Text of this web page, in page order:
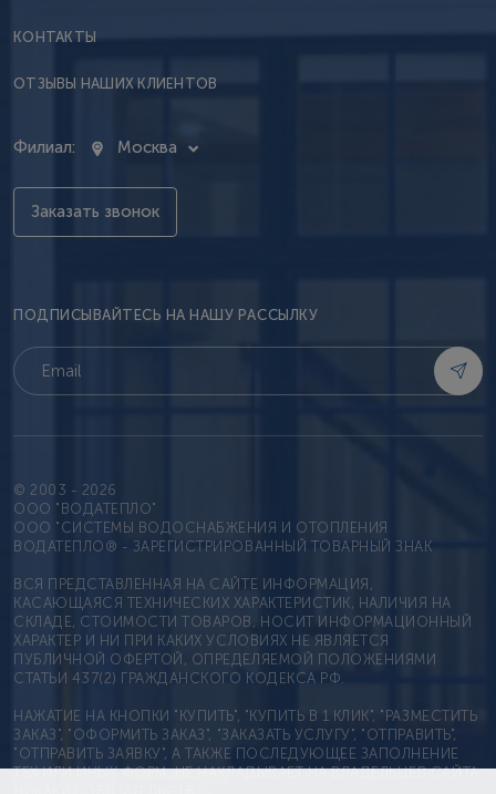
КОНТАКТЫ
ОТЗЫВЫ НАШИХ КЛИЕНТОВ
Филиал: Москва
Заказать звонок
ПОДПИСЫВАЙТЕСЬ НА НАШУ РАССЫЛКУ
© 2003 - 2026
OOO "ВОДАТЕПЛО"
ООО "СИСТЕМЫ ВОДОСНАБЖЕНИЯ И ОТОПЛЕНИЯ
ВОДАТЕПЛО® - ЗАРЕГИСТРИРОВАННЫЙ ТОВАРНЫЙ ЗНАК
ВСЯ ПРЕДСТАВЛЕННАЯ НА САЙТЕ ИНФОРМАЦИЯ,
КАСАЮЩАЯСЯ ТЕХНИЧЕСКИХ ХАРАКТЕРИСТИК, НАЛИЧИЯ НА
СКЛАДЕ, СТОИМОСТИ ТОВАРОВ, НОСИТ ИНФОРМАЦИОННЫЙ
ХАРАКТЕР И НИ ПРИ КАКИХ УСЛОВИЯХ НЕ ЯВЛЯЕТСЯ
ПУБЛИЧНОЙ ОФЕРТОЙ, ОПРЕДЕЛЯЕМОЙ ПОЛОЖЕНИЯМИ
СТАТЬИ 437(2) ГРАЖДАНСКОГО КОДЕКСА РФ.
НАЖАТИЕ НА КНОПКИ "КУПИТЬ", "КУПИТЬ В 1 КЛИК", "РАЗМЕСТИТЬ
ЗАКАЗ", "ОФОРМИТЬ ЗАКАЗ", "ЗАКАЗАТЬ УСЛУГУ", "ОТПРАВИТЬ",
"ОТПРАВИТЬ ЗАЯВКУ", А ТАКЖЕ ПОСЛЕДУЮЩЕЕ ЗАПОЛНЕНИЕ
ТЕХ ИЛИ ИНЫХ ФОРМ, НЕ НАКЛАДЫВАЕТ НА ВЛАДЕЛЬЦЕВ САЙТА